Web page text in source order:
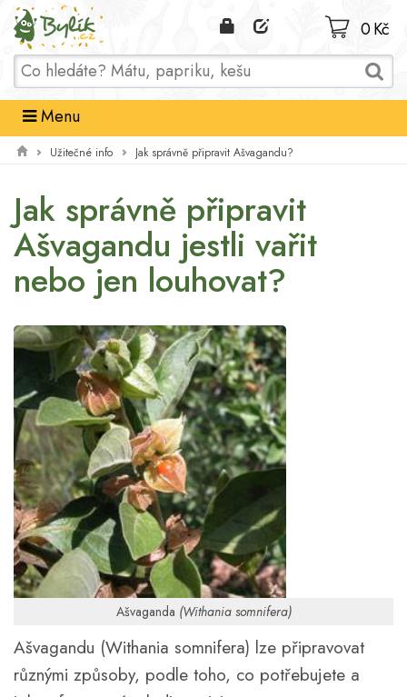
Domů
0 Kč
Menu
Užitečné info Jak správně připravit Ašvagandu?
Jak správně připravit
Ašvagandu jestli vařit
nebo jen louhovat?
Ašvaganda (Withania somnifera)
Ašvagandu (Withania somnifera) lze připravovat
různými způsoby, podle toho, co potřebujete a